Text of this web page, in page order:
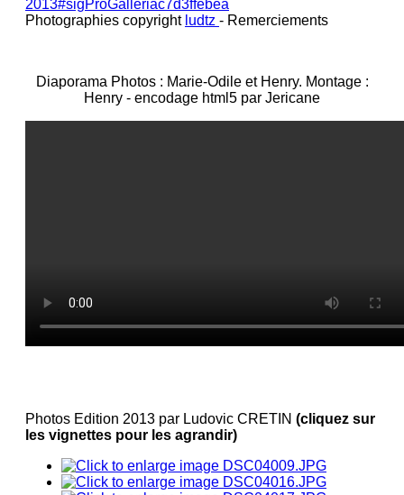
2013#sigProGalleriac7d3ffebea
Photographies copyright ludtz - Remerciements
Diaporama Photos : Marie-Odile et Henry. Montage :
Henry - encodage html5 par Jericane
Photos Edition 2013 par Ludovic CRETIN (cliquez sur
les vignettes pour les agrandir)